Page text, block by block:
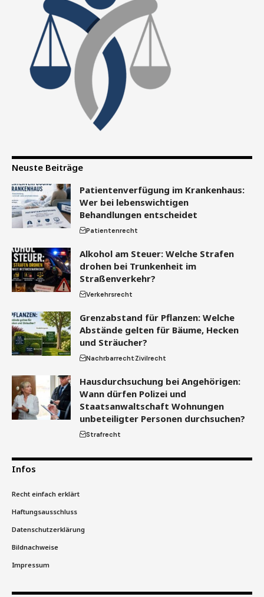
Neuste Beiträge
Patientenverfügung im Krankenhaus:
Wer bei lebenswichtigen
Behandlungen entscheidet
Patientenrecht
Alkohol am Steuer: Welche Strafen
drohen bei Trunkenheit im
Straßenverkehr?
Verkehrsrecht
Grenzabstand für Pflanzen: Welche
Abstände gelten für Bäume, Hecken
und Sträucher?
NachrbarrechtZivilrecht
Hausdurchsuchung bei Angehörigen:
Wann dürfen Polizei und
Staatsanwaltschaft Wohnungen
unbeteiligter Personen durchsuchen?
Strafrecht
Infos
Recht einfach erklärt
Haftungsausschluss
Datenschutzerklärung
Bildnachweise
Impressum